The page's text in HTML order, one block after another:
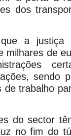
dos
a justiça
milhares de
sendo
de trabalho
do sector
no fim do